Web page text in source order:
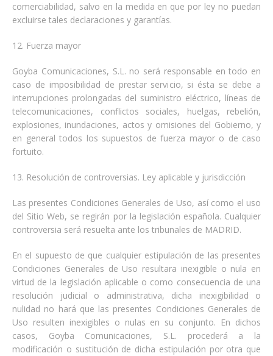
comerciabilidad, salvo en la medida en que por ley no puedan
excluirse tales declaraciones y garantías.
12. Fuerza mayor
Goyba Comunicaciones, S.L. no será responsable en todo en
caso de imposibilidad de prestar servicio, si ésta se debe a
interrupciones prolongadas del suministro eléctrico, líneas de
telecomunicaciones, conflictos sociales, huelgas, rebelión,
explosiones, inundaciones, actos y omisiones del Gobierno, y
en general todos los supuestos de fuerza mayor o de caso
fortuito.
13. Resolución de controversias. Ley aplicable y jurisdicción
Las presentes Condiciones Generales de Uso, así como el uso
del Sitio Web, se regirán por la legislación española. Cualquier
controversia será resuelta ante los tribunales de MADRID.
En el supuesto de que cualquier estipulación de las presentes
Condiciones Generales de Uso resultara inexigible o nula en
virtud de la legislación aplicable o como consecuencia de una
resolución judicial o administrativa, dicha inexigibilidad o
nulidad no hará que las presentes Condiciones Generales de
Uso resulten inexigibles o nulas en su conjunto. En dichos
casos, Goyba Comunicaciones, S.L. procederá a la
modificación o sustitución de dicha estipulación por otra que